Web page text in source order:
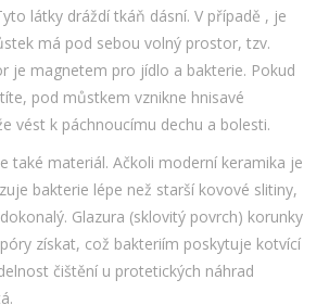
látky dráždí tkáň dásní. V případě , je
má pod sebou volný prostor, tzv.
je magnetem pro jídlo a bakterie. Pokud
pod můstkem vznikne hnisavé
vést k páchnoucímu dechu a bolesti.
také materiál. Ačkoli moderní keramika je
bakterie lépe než starší kovové slitiny,
Glazura (sklovitý povrch) korunky
získat, což bakteriím poskytuje kotvící
čištění u protetických náhrad